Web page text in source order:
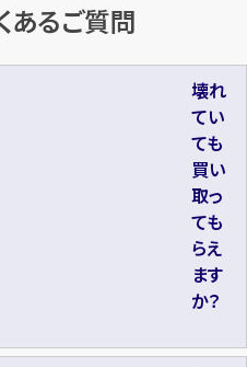
あるご質問
壊れ
てい
ても
買い
取っ
ても
らえ
ます
か？